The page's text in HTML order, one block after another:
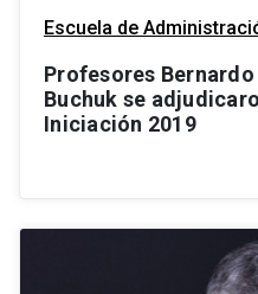
Escuela de
Profesores Bernardo
Buchuk se
Iniciación 2019